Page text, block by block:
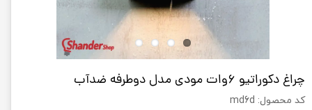
چراغ دکوراتیو 6وات مودی مدل دوطرفه ضدآب
کد محصول: md6d